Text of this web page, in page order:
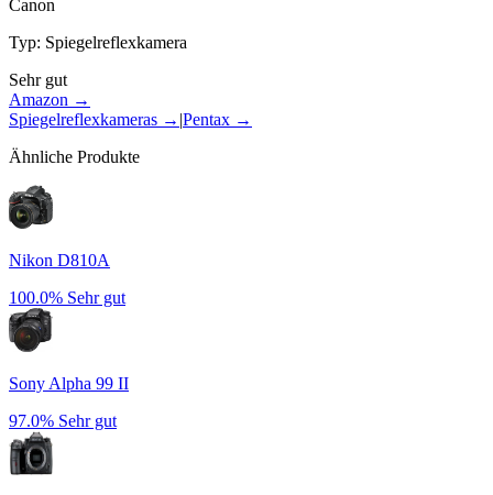
Canon
Typ: Spiegelreflexkamera
Sehr gut
Amazon →
Spiegelreflexkameras → |Pentax →
Ähnliche Produkte
Nikon D810A
100.0% Sehr gut
Sony Alpha 99 II
97.0% Sehr gut